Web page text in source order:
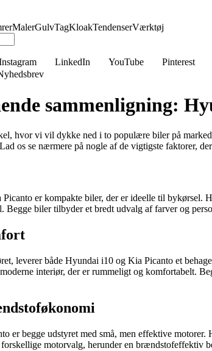
MalerGulvTagKloakTendenserVærktøj
LinkedIn YouTube Pinterest
sammenligning:
hvor vi vil dykke ned i to populære biler på
os se nærmere på nogle af de vigtigste faktorer,
er kompakte biler, der er ideelle til bykørsel.
Begge biler tilbyder et bredt udvalg af farver og
leverer både Hyundai i10 og Kia Picanto et
interiør, der er rummeligt og komfortabelt.
er begge udstyret med små, men effektive
motorvalg, herunder en